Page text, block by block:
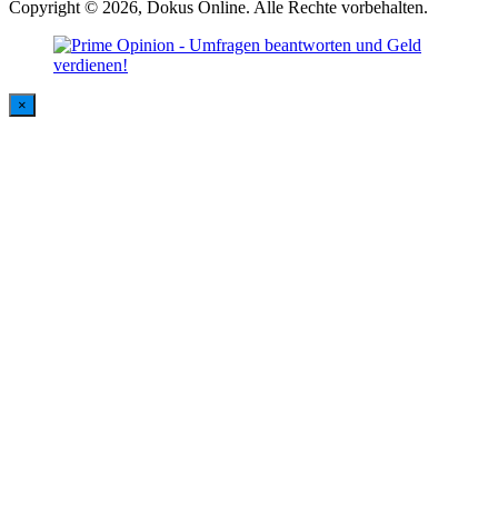
Copyright © 2026, Dokus Online. Alle Rechte vorbehalten.
×